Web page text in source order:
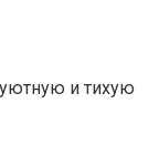
уютную и тихую